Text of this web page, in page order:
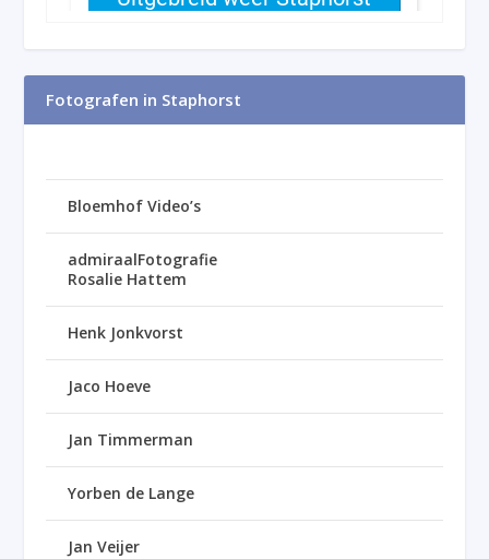
Fotografen in Staphorst
Bloemhof Video’s
admiraalFotografie
Rosalie Hattem
Henk Jonkvorst
Jaco Hoeve
Jan Timmerman
Yorben de Lange
Jan Veijer